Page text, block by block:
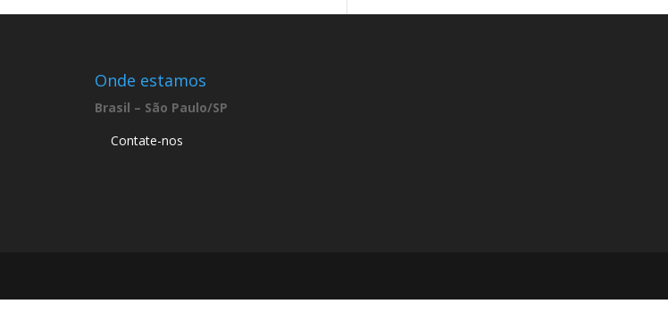
Onde estamos
Brasil – São Paulo/SP
Contate-nos